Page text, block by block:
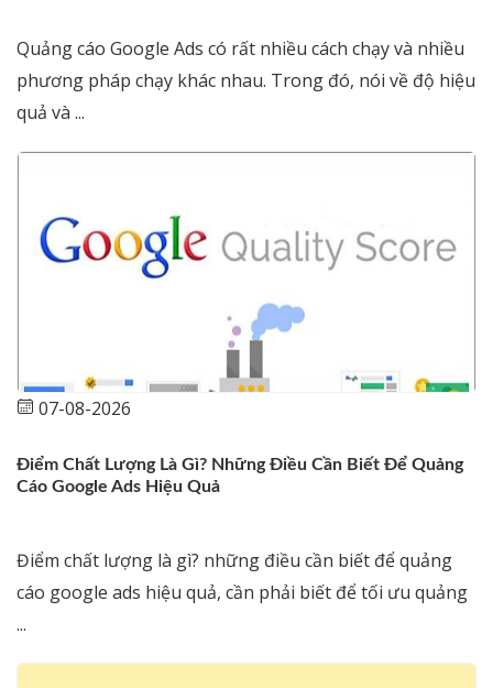
Quảng cáo Google Ads có rất nhiều cách chạy và nhiều
phương pháp chạy khác nhau. Trong đó, nói về độ hiệu
quả và ...
07-08-2026
Điểm Chất Lượng Là Gì? Những Điều Cần Biết Để Quảng
Cáo Google Ads Hiệu Quả
Điểm chất lượng là gì? những điều cần biết để quảng
cáo google ads hiệu quả, cần phải biết để tối ưu quảng
...